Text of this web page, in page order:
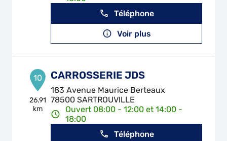
Téléphone
Voir plus
10
26.91
km
CARROSSERIE JDS
183 Avenue Maurice Berteaux
78500 SARTROUVILLE
Ouvert 08:00 - 12:00 et 14:00 -
18:00
Téléphone